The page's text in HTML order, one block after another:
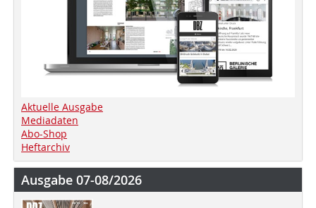
Aktuelle Ausgabe
Mediadaten
Abo-Shop
Heftarchiv
Ausgabe 07-08/2026